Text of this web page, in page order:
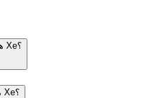
هل يمكنني ضبط تنبيهات الأسعار باستخدام Xe؟
هل يمكنني إرسال 100 AED إلى XRP مع Xe؟